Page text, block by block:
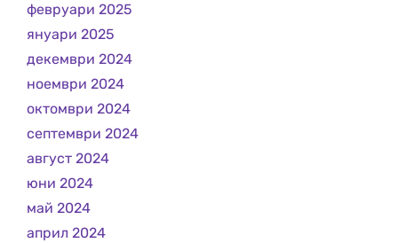
февруари 2025
януари 2025
декември 2024
ноември 2024
октомври 2024
септември 2024
август 2024
юни 2024
май 2024
април 2024